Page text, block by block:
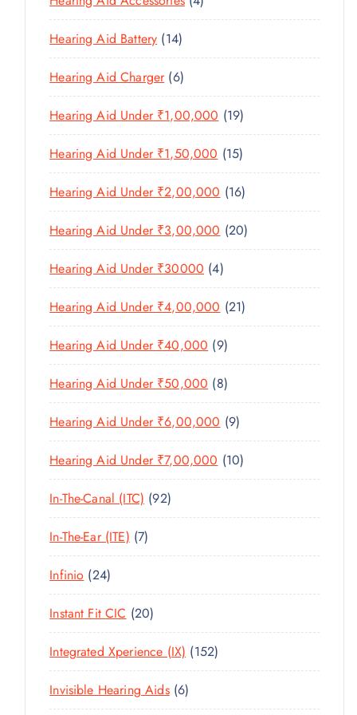
S
T
S
D
C
S
D
U
T
R
C
T
S
P
O
U
T
S
Hearing Aid Battery 141
4
P
R
O
D
C
T
S
Hearing Aid Charger 66
P
R
O
D
U
T
S
Hearing Aid Under ₹1,00,000 191
9
P
R
O
D
U
T
S
Hearing Aid Under ₹1,50,000 151
5
P
R
O
C
T
Hearing Aid Under ₹2,00,000 161
6
P
R
D
U
T
Hearing Aid Under ₹3,00,000 202
0
R
O
T
Hearing Aid Under ₹30000 44
P
R
O
D
U
C
T
S
Hearing Aid Under ₹4,00,000 212
1
R
C
T
Hearing Aid Under ₹40,000 99
P
R
O
D
U
C
S
Hearing Aid Under ₹50,000 88
P
R
O
D
S
Hearing Aid Under ₹6,00,000 99
P
R
O
S
Hearing Aid Under ₹7,00,000 101
0
R
T
In-The-Canal (ITC) 929
2
R
C
T
S
In-The-Ear (ITE) 77
P
O
D
T
S
Infinio 242
4
P
R
O
D
Instant Fit CIC 202
0
P
R
O
Integrated Xperience (IX) 1521
5
Invisible Hearing Aids 66
P